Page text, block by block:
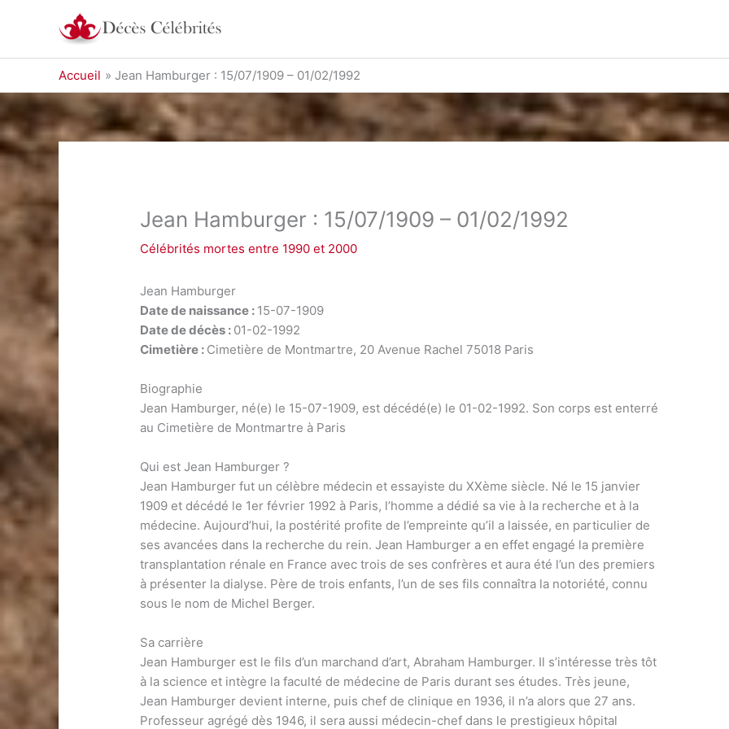
Accueil Jean Hamburger : 15/07/1909 – 01/02/1992
Jean Hamburger : 15/07/1909 – 01/02/1992
Célébrités mortes entre 1990 et 2000
Jean Hamburger
Date de naissance : 15-07-1909
Date de décès : 01-02-1992
Cimetière : Cimetière de Montmartre, 20 Avenue Rachel 75018 Paris
Biographie
Jean Hamburger, né(e) le 15-07-1909, est décédé(e) le 01-02-1992. Son corps est enterré
au Cimetière de Montmartre à Paris
Qui est Jean Hamburger ?
Jean Hamburger fut un célèbre médecin et essayiste du XXème siècle. Né le 15 janvier
1909 et décédé le 1er février 1992 à Paris, l’homme a dédié sa vie à la recherche et à la
médecine. Aujourd’hui, la postérité profite de l’empreinte qu’il a laissée, en particulier de
ses avancées dans la recherche du rein. Jean Hamburger a en effet engagé la première
transplantation rénale en France avec trois de ses confrères et aura été l’un des premiers
à présenter la dialyse. Père de trois enfants, l’un de ses fils connaîtra la notoriété, connu
sous le nom de Michel Berger.
Sa carrière
Jean Hamburger est le fils d’un marchand d’art, Abraham Hamburger. Il s’intéresse très tôt
à la science et intègre la faculté de médecine de Paris durant ses études. Très jeune,
Jean Hamburger devient interne, puis chef de clinique en 1936, il n’a alors que 27 ans.
Professeur agrégé dès 1946, il sera aussi médecin-chef dans le prestigieux hôpital